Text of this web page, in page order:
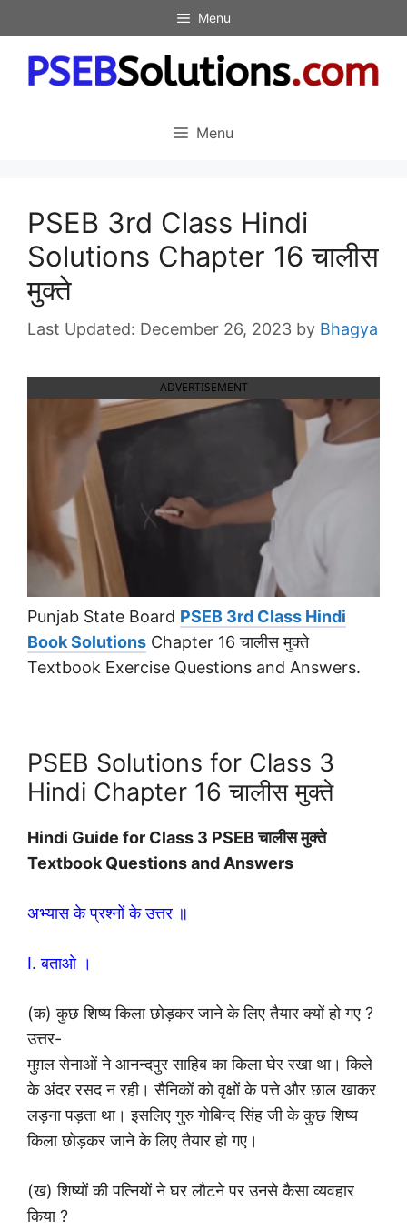
to
content
Menu
Menu
PSEB 3rd Class Hindi
Solutions Chapter 16 चालीस
मुक्ते
December 26, 2023 by Bhagya
ADVERTISEMENT
Punjab State Board PSEB 3rd Class Hindi
Book Solutions Chapter 16 चालीस मुक्ते
Textbook Exercise Questions and Answers.
PSEB Solutions for Class 3
Hindi Chapter 16 चालीस मुक्ते
Hindi Guide for Class 3 PSEB चालीस मुक्ते
Textbook Questions and Answers
अभ्यास के प्रश्नों के उत्तर ॥
I. बताओ ।
(क) कुछ शिष्य किला छोड़कर जाने के लिए तैयार क्यों हो गए ?
उत्तर-
मुग़ल सेनाओं ने आनन्दपुर साहिब का किला घेर रखा था। किले
के अंदर रसद न रही। सैनिकों को वृक्षों के पत्ते और छाल खाकर
लड़ना पड़ता था। इसलिए गुरु गोबिन्द सिंह जी के कुछ शिष्य
किला छोड़कर जाने के लिए तैयार हो गए।
(ख) शिष्यों की पत्नियों ने घर लौटने पर उनसे कैसा व्यवहार
किया ?